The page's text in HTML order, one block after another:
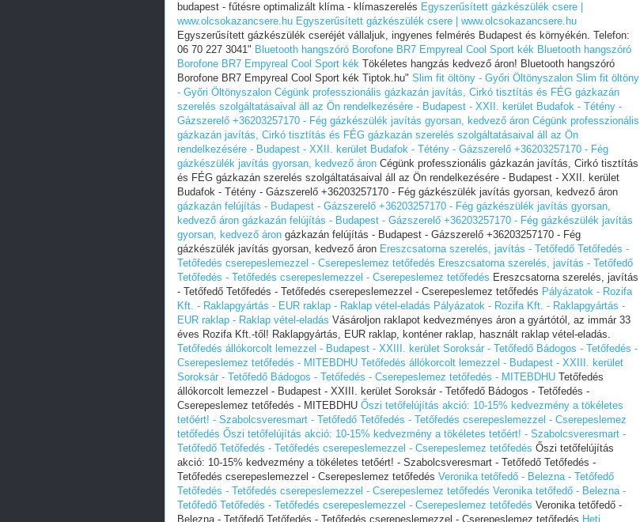
budapest - fűtésre optimalizált klíma - klímaszerelés Egyszerűsített gázkészülék csere |
www.olcsokazancsere.hu Egyszerűsített gázkészülék csere | www.olcsokazancsere.hu
Egyszerűsített gázkészülék cseréjét vállaljuk, ingyenes felmérés Budapest és környékén. Telefon:
06 70 227 3041" Bluetooth hangszóró Borofone BR7 Empyreal Cool Sport kék Bluetooth hangszóró
Borofone BR7 Empyreal Cool Sport kék Tökéletes hangzás kedvező áron! Bluetooth hangszóró
Borofone BR7 Empyreal Cool Sport kék Tiptok.hu" Slim fit öltöny - Győri Öltönyszalon Slim fit öltöny
- Győri Öltönyszalon Cégünk professzionális gázkazán javítás, Cirkó tisztítás és FÉG gázkazán
szerelés szolgáltatásaival áll az Ön rendelkezésére - Budapest - XXII. kerület Budafok - Tétény -
Gázszerelő +36203257170 - Fég gázkészülék javítás gyorsan, kedvező áron Cégünk professzionális
gázkazán javítás, Cirkó tisztítás és FÉG gázkazán szerelés szolgáltatásaival áll az Ön
rendelkezésére - Budapest - XXII. kerület Budafok - Tétény - Gázszerelő +36203257170 - Fég
gázkészülék javítás gyorsan, kedvező áron Cégünk professzionális gázkazán javítás, Cirkó tisztítás
és FÉG gázkazán szerelés szolgáltatásaival áll az Ön rendelkezésére - Budapest - XXII. kerület
Budafok - Tétény - Gázszerelő +36203257170 - Fég gázkészülék javítás gyorsan, kedvező áron
gázkazán felújítás - Budapest - Gázszerelő +36203257170 - Fég gázkészülék javítás gyorsan,
kedvező áron gázkazán felújítás - Budapest - Gázszerelő +36203257170 - Fég gázkészülék javítás
gyorsan, kedvező áron gázkazán felújítás - Budapest - Gázszerelő +36203257170 - Fég
gázkészülék javítás gyorsan, kedvező áron Ereszcsatorna szerelés, javítás - Tetőfedő Tetőfedés -
Tetőfedés cserepeslemezzel - Cserepeslemez tetőfedés Ereszcsatorna szerelés, javítás - Tetőfedő
Tetőfedés - Tetőfedés cserepeslemezzel - Cserepeslemez tetőfedés Ereszcsatorna szerelés, javítás
- Tetőfedő Tetőfedés - Tetőfedés cserepeslemezzel - Cserepeslemez tetőfedés Pályázatok - Rozifa
Kft. - Raklapgyártás - EUR raklap - Raklap vétel-eladás Pályázatok - Rozifa Kft. - Raklapgyártás -
EUR raklap - Raklap vétel-eladás Vásároljon raklapot kedvezményes áron a gyártótól, az immár 33
éves Rozifa Kft.-től! Raklapgyártás, EUR raklap, konténer raklap, használt raklap vétel-eladás.
Tetőfedés állókorcolt lemezzel - Budapest - XXIII. kerület Soroksár - Tetőfedő Bádogos - Tetőfedés -
Cserepeslemez tetőfedés - MITEBDHU Tetőfedés állókorcolt lemezzel - Budapest - XXIII. kerület
Soroksár - Tetőfedő Bádogos - Tetőfedés - Cserepeslemez tetőfedés - MITEBDHU Tetőfedés
állókorcolt lemezzel - Budapest - XXIII. kerület Soroksár - Tetőfedő Bádogos - Tetőfedés -
Cserepeslemez tetőfedés - MITEBDHU Őszi tetőfelújítás akció: 10-15% kedvezmény a tökéletes
tetőért! - Szabolcsveresmart - Tetőfedő Tetőfedés - Tetőfedés cserepeslemezzel - Cserepeslemez
tetőfedés Őszi tetőfelújítás akció: 10-15% kedvezmény a tökéletes tetőért! - Szabolcsveresmart -
Tetőfedő Tetőfedés - Tetőfedés cserepeslemezzel - Cserepeslemez tetőfedés Őszi tetőfelújítás
akció: 10-15% kedvezmény a tökéletes tetőért! - Szabolcsveresmart - Tetőfedő Tetőfedés -
Tetőfedés cserepeslemezzel - Cserepeslemez tetőfedés Veronika tetőfedő - Belezna - Tetőfedő
Tetőfedés - Tetőfedés cserepeslemezzel - Cserepeslemez tetőfedés Veronika tetőfedő - Belezna -
Tetőfedő Tetőfedés - Tetőfedés cserepeslemezzel - Cserepeslemez tetőfedés Veronika tetőfedő -
Belezna - Tetőfedő Tetőfedés - Tetőfedés cserepeslemezzel - Cserepeslemez tetőfedés Heti